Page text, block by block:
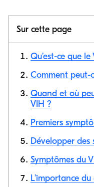
Sur cette page
Qu’est-ce que le
Comment peut-
Quand et où
VIH ?
Premiers
Développer des
Symptômes du
L’importance